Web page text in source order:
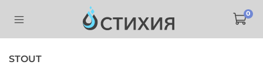
0
STOUT